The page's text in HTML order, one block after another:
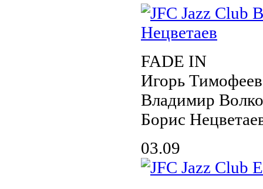
FADE IN
Игорь
Владимир
Борис
03.09